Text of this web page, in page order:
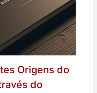
Origens do
do